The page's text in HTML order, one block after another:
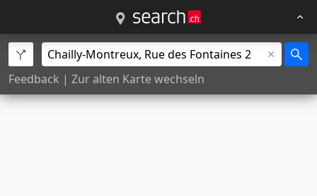
Feedback | Zur alten Karte wechseln